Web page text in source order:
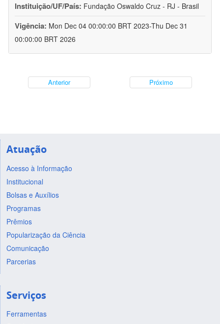
Instituição/UF/País: Fundação Oswaldo Cruz - RJ - Brasil
Vigência: Mon Dec 04 00:00:00 BRT 2023-Thu Dec 31
00:00:00 BRT 2026
Anterior Próximo
Atuação
Acesso à Informação
Institucional
Bolsas e Auxílios
Programas
Prêmios
Popularização da Ciência
Comunicação
Parcerias
Serviços
Ferramentas